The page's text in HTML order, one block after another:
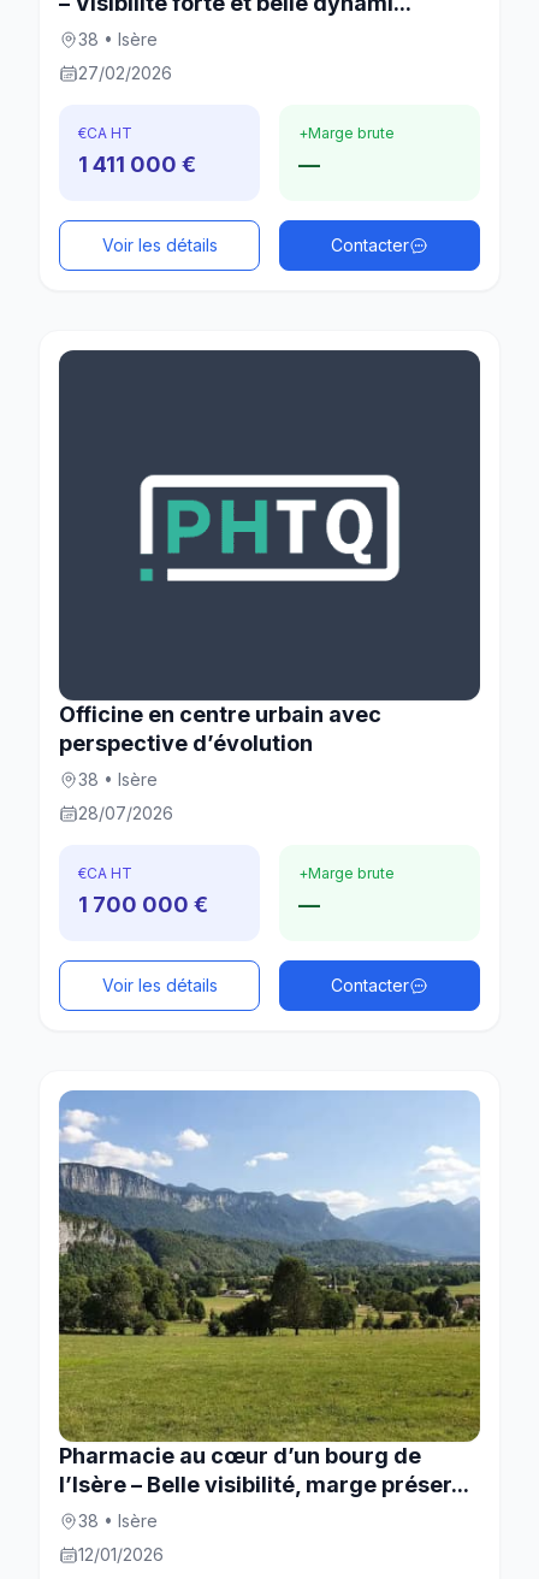
38 • Isère
27/02/2026
€CA HT
1 411 000 €
+Marge brute
—
Voir les détails Contacter
Officine en centre urbain avec
perspective d’évolution
38 • Isère
28/07/2026
€CA HT
1 700 000 €
+Marge brute
—
Voir les détails Contacter
Pharmacie au cœur d’un bourg de
l’Isère – Belle visibilité, marge préser...
38 • Isère
12/01/2026